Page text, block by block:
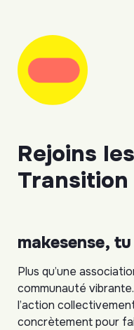
Rejoins
makesense,
Plus qu’une
communauté
l’action
concrètement pour